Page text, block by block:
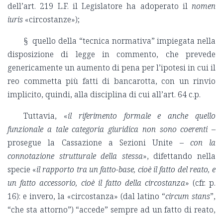
dell’art. 219 L.F. il Legislatore ha adoperato il nomen
iuris «circostanze»);
§ quello della “tecnica normativa” impiegata nella
disposizione di legge in commento, che prevede
genericamente un aumento di pena per l’ipotesi in cui il
reo commetta più fatti di bancarotta, con un rinvio
implicito, quindi, alla disciplina di cui all’art. 64 c.p.
Tuttavia, «il riferimento formale e anche quello
funzionale a tale categoria giuridica non sono coerenti –
prosegue la Cassazione a Sezioni Unite – con la
connotazione strutturale della stessa», difettando nella
specie «il rapporto tra un fatto-base, cioè il fatto del reato, e
un fatto accessorio, cioè il fatto della circostanza» (cfr. p.
16): e invero, la «circostanza» (dal latino “circum stans”,
“che sta attorno”) “accede” sempre ad un fatto di reato,